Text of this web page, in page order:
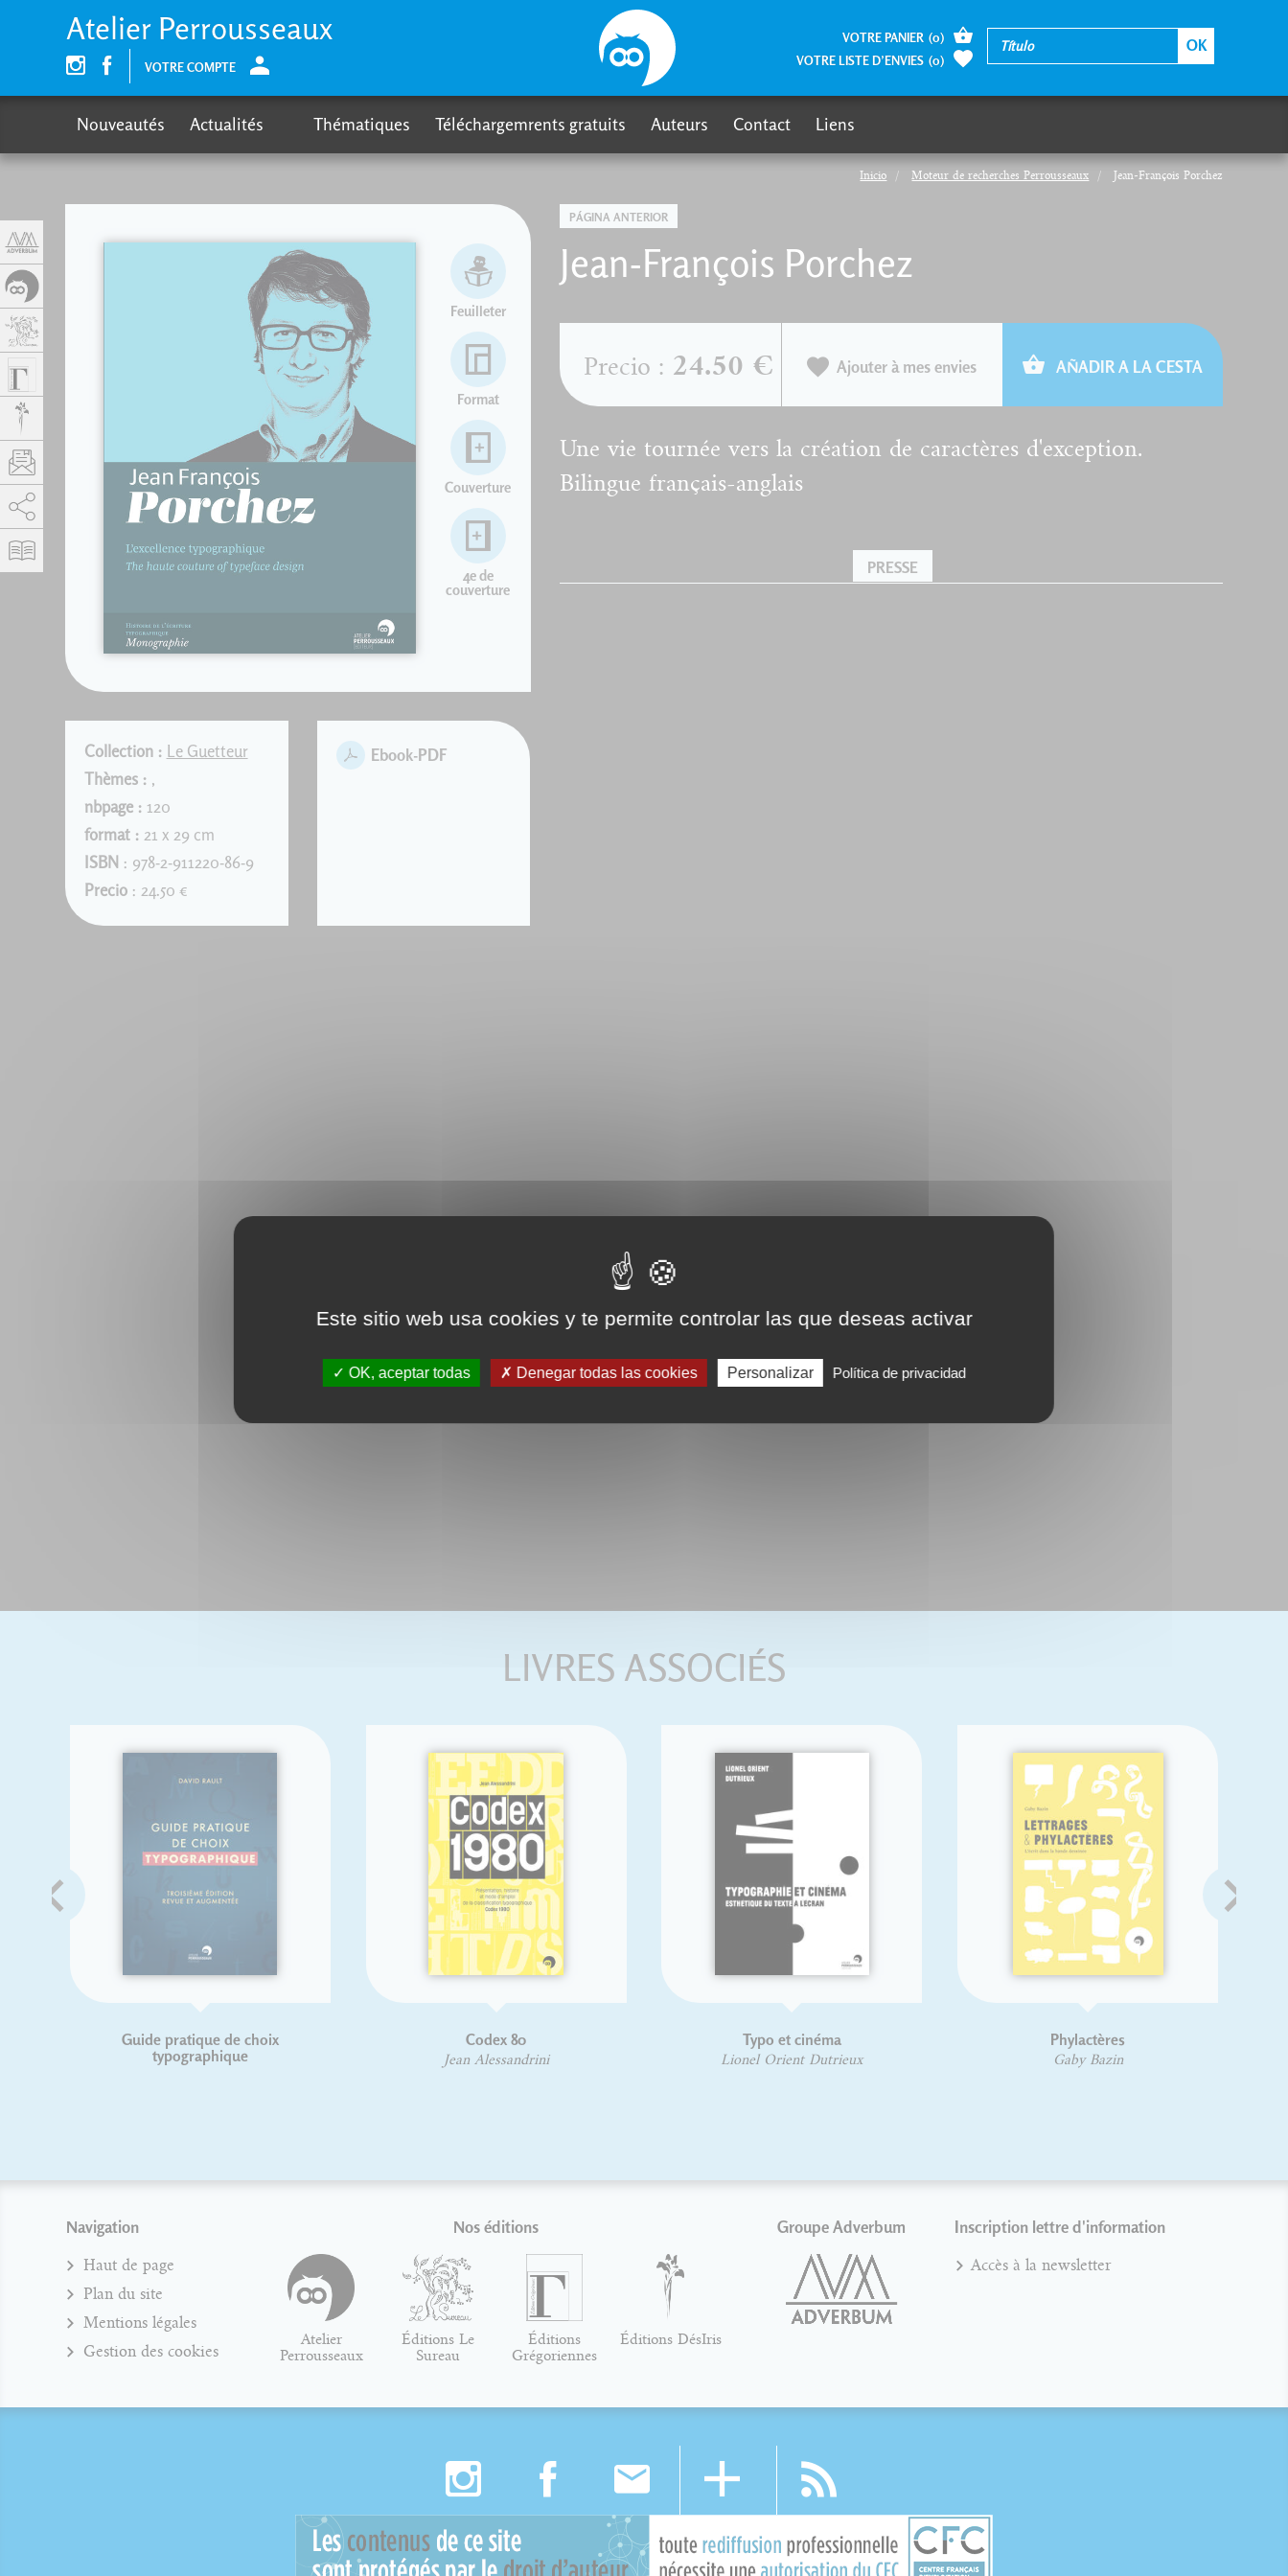
Inicio Moteur de recherches Perrousseaux Jean-François Porchez
PÁGINA ANTERIOR
Jean-François Porchez
Feuilleter
Format
Couverture
4e de
couverture
Collection : Le Guetteur
Thèmes : ,
nbpage : 120
format : 21 x 29 cm
ISBN : 978-2-911220-86-9
Precio: 24.50 €
Ebook-PDF
Precio : 24.50 € Ajouter à mes envies AÑADIR A LA CESTA
Une vie tournée vers la création de caractères d'exception.
Bilingue français-anglais
PRESSE
LIVRES ASSOCIÉS
Guide pratique de choix
typographique
Codex 80
Jean Alessandrini
Typo et cinéma
Lionel Orient Dutrieux
Phylactères
Gaby Bazin
Navigation
Haut de page
Plan du site
Mentions légales
Gestion des cookies
Nos éditions
Atelier
Perrousseaux
Éditions Le
Sureau
Éditions
Grégoriennes
Éditions DésIris
Groupe Adverbum Inscription lettre d'information
Accès à la newsletter
Atelier Perrousseaux
VOTRE COMPTE
VOTRE PANIER (0)
VOTRE LISTE D’ENVIES (0)
Nouveautés Actualités Thématiques Téléchargemrents gratuits Auteurs Contact Liens
AddThis está deshabilitado. Permitir
Panel de gestión de cookies
Este sitio web usa cookies y te permite controlar las que deseas activar
OK, aceptar todas Denegar todas las cookies Personalizar Política de privacidad